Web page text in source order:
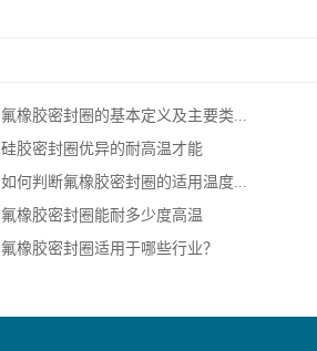
氟橡胶密封圈的基本定义及主要类...
硅胶密封圈优异的耐高温才能
如何判断氟橡胶密封圈的适用温度...
氟橡胶密封圈能耐多少度高温
氟橡胶密封圈适用于哪些行业？